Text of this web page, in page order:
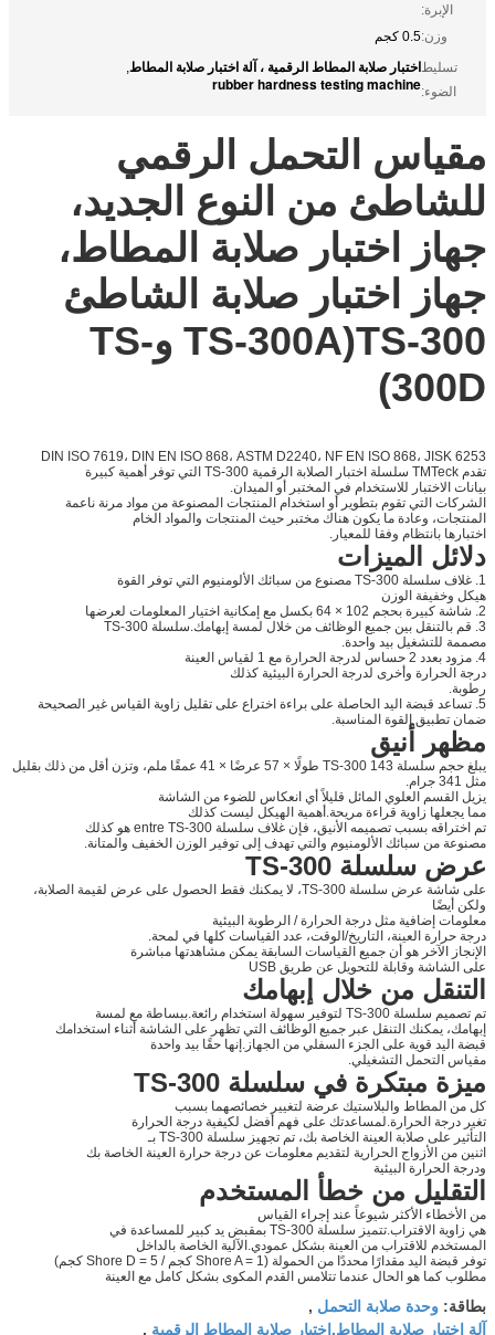
الإبرة:
وزن:0.5 كجم
تسليط
الضوء:
اختبار صلابة المطاط الرقمية ، آلة اختبار صلابة المطاط,
rubber hardness testing machine
مقياس التحمل الرقمي
للشاطئ من النوع الجديد،
جهاز اختبار صلابة المطاط،
جهاز اختبار صلابة الشاطئ
TS-300(TS-300A وTS-
300D)
DIN ISO 7619، DIN EN ISO 868، ASTM D2240، NF EN ISO 868، JISK 6253
تقدم TMTeck سلسلة اختبار الصلابة الرقمية TS-300 التي توفر أهمية كبيرة
بيانات الاختبار للاستخدام في المختبر أو الميدان.
الشركات التي تقوم بتطوير أو استخدام المنتجات المصنوعة من مواد مرنة ناعمة
المنتجات، وعادة ما يكون هناك مختبر حيث المنتجات والمواد الخام
اختبارها بانتظام وفقا للمعيار.
دلائل الميزات
1. غلاف سلسلة TS-300 مصنوع من سبائك الألومنيوم التي توفر القوة
هيكل وخفيفة الوزن
2. شاشة كبيرة بحجم 102 × 64 بكسل مع إمكانية اختيار المعلومات لعرضها
3. قم بالتنقل بين جميع الوظائف من خلال لمسة إبهامك.سلسلة TS-300
مصممة للتشغيل بيد واحدة.
4. مزود بعدد 2 حساس لدرجة الحرارة مع 1 لقياس العينة
درجة الحرارة وأخرى لدرجة الحرارة البيئية كذلك
رطوبة.
5. تساعد قبضة اليد الحاصلة على براءة اختراع على تقليل زاوية القياس غير الصحيحة
ضمان تطبيق القوة المناسبة.
مظهر أنيق
يبلغ حجم سلسلة TS-300 143 طولًا × 57 عرضًا × 41 عمقًا ملم، وتزن أقل من ذلك بقليل
مثل 341 جرام.
يزيل القسم العلوي المائل قليلاً أي انعكاس للضوء من الشاشة
مما يجعلها زاوية قراءة مريحة.أهمية الهيكل ليست كذلك
تم اختراقه بسبب تصميمه الأنيق، فإن غلاف سلسلة entre TS-300 هو كذلك
مصنوعة من سبائك الألومنيوم والتي تهدف إلى توفير الوزن الخفيف والمتانة.
عرض سلسلة TS-300
على شاشة عرض سلسلة TS-300، لا يمكنك فقط الحصول على عرض لقيمة الصلابة،
ولكن أيضًا
معلومات إضافية مثل درجة الحرارة / الرطوبة البيئية
درجة حرارة العينة، التاريخ/الوقت، عدد القياسات كلها في لمحة.
الإنجاز الآخر هو أن جميع القياسات السابقة يمكن مشاهدتها مباشرة
على الشاشة وقابلة للتحويل عن طريق USB
التنقل من خلال إبهامك
تم تصميم سلسلة TS-300 لتوفير سهولة استخدام رائعة.ببساطة مع لمسة
إبهامك، يمكنك التنقل عبر جميع الوظائف التي تظهر على الشاشة أثناء استخدامك
قبضة اليد قوية على الجزء السفلي من الجهاز.إنها حقًا بيد واحدة
مقياس التحمل التشغيلي.
ميزة مبتكرة في سلسلة TS-300
كل من المطاط والبلاستيك عرضة لتغيير خصائصهما بسبب
تغير درجة الحرارة.لمساعدتك على فهم أفضل لكيفية درجة الحرارة
التأثير على صلابة العينة الخاصة بك، تم تجهيز سلسلة TS-300 بـ
اثنين من الأزواج الحرارية لتقديم معلومات عن درجة حرارة العينة الخاصة بك
ودرجة الحرارة البيئية
التقليل من خطأ المستخدم
من الأخطاء الأكثر شيوعاً عند إجراء القياس
هي زاوية الاقتراب.تتميز سلسلة TS-300 بمقبض يد كبير للمساعدة في
المستخدم للاقتراب من العينة بشكل عمودي.الآلية الخاصة بالداخل
توفر قبضة اليد مقدارًا محددًا من الحمولة (Shore A = 1 كجم / Shore D = 5 كجم)
مطلوب كما هو الحال عندما تتلامس القدم المكوى بشكل كامل مع العينة
بطاقة: وحدة صلابة التحمل ,
آلة اختبار صلابة المطاط,اختبار صلابة المطاط الرقمية ,